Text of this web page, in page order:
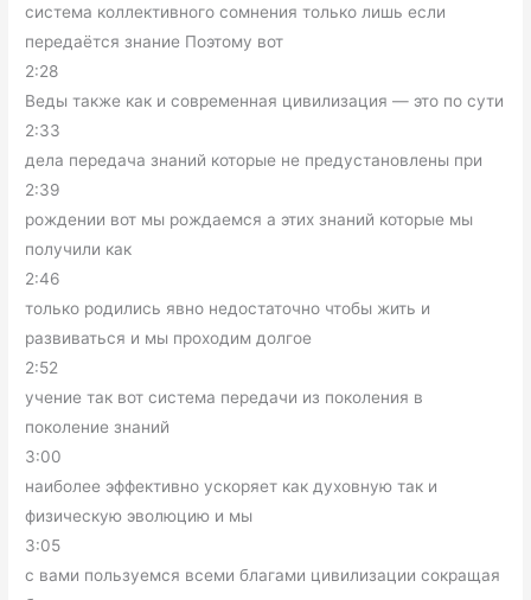
система коллективного сомнения только лишь если
передаётся знание Поэтому вот
2:28
Веды также как и современная цивилизация — это по сути
2:33
дела передача знаний которые не предустановлены при
2:39
рождении вот мы рождаемся а этих знаний которые мы
получили как
2:46
только родились явно недостаточно чтобы жить и
развиваться и мы проходим долгое
2:52
учение так вот система передачи из поколения в
поколение знаний
3:00
наиболее эффективно ускоряет как духовную так и
физическую эволюцию и мы
3:05
с вами пользуемся всеми благами цивилизации сокращая